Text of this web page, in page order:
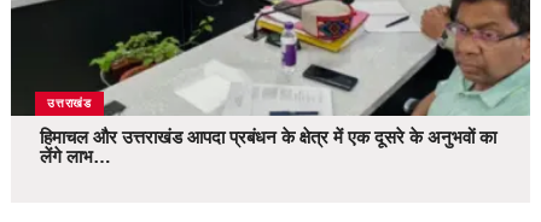
उत्तराखंड
हिमाचल और उत्तराखंड आपदा प्रबंधन के क्षेत्र में एक दूसरे के अनुभवों का
लेंगे लाभ…